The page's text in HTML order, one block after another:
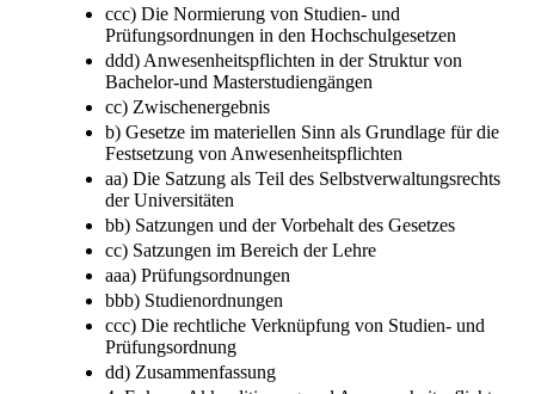
ccc) Die Normierung von Studien- und
Prüfungsordnungen in den Hochschulgesetzen
ddd) Anwesenheitspflichten in der Struktur von
Bachelor-und Masterstudiengängen
cc) Zwischenergebnis
b) Gesetze im materiellen Sinn als Grundlage für die
Festsetzung von Anwesenheitspflichten
aa) Die Satzung als Teil des Selbstverwaltungsrechts
der Universitäten
bb) Satzungen und der Vorbehalt des Gesetzes
cc) Satzungen im Bereich der Lehre
aaa) Prüfungsordnungen
bbb) Studienordnungen
ccc) Die rechtliche Verknüpfung von Studien- und
Prüfungsordnung
dd) Zusammenfassung